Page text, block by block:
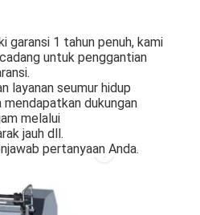
garansi 1 tahun penuh, kami
untuk penggantian
layanan seumur hidup
mendapatkan dukungan
melalui
jauh dll.
pertanyaan Anda.